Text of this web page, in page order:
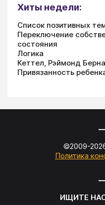
Хиты недели:
Список позитивных
Переключение
состояния
Логика
Кеттел, Рэймонд
Привязанность
©2009-
Политика
ИЩИТЕ